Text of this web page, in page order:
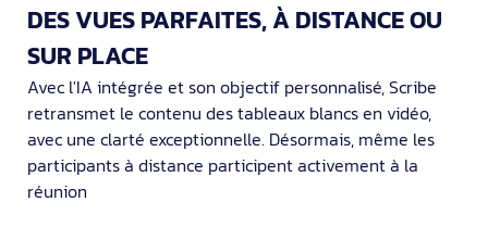
DES VUES PARFAITES, À DISTANCE OU
SUR PLACE
Avec l'IA intégrée et son objectif personnalisé, Scribe
retransmet le contenu des tableaux blancs en vidéo,
avec une clarté exceptionnelle. Désormais, même les
participants à distance participent activement à la
réunion